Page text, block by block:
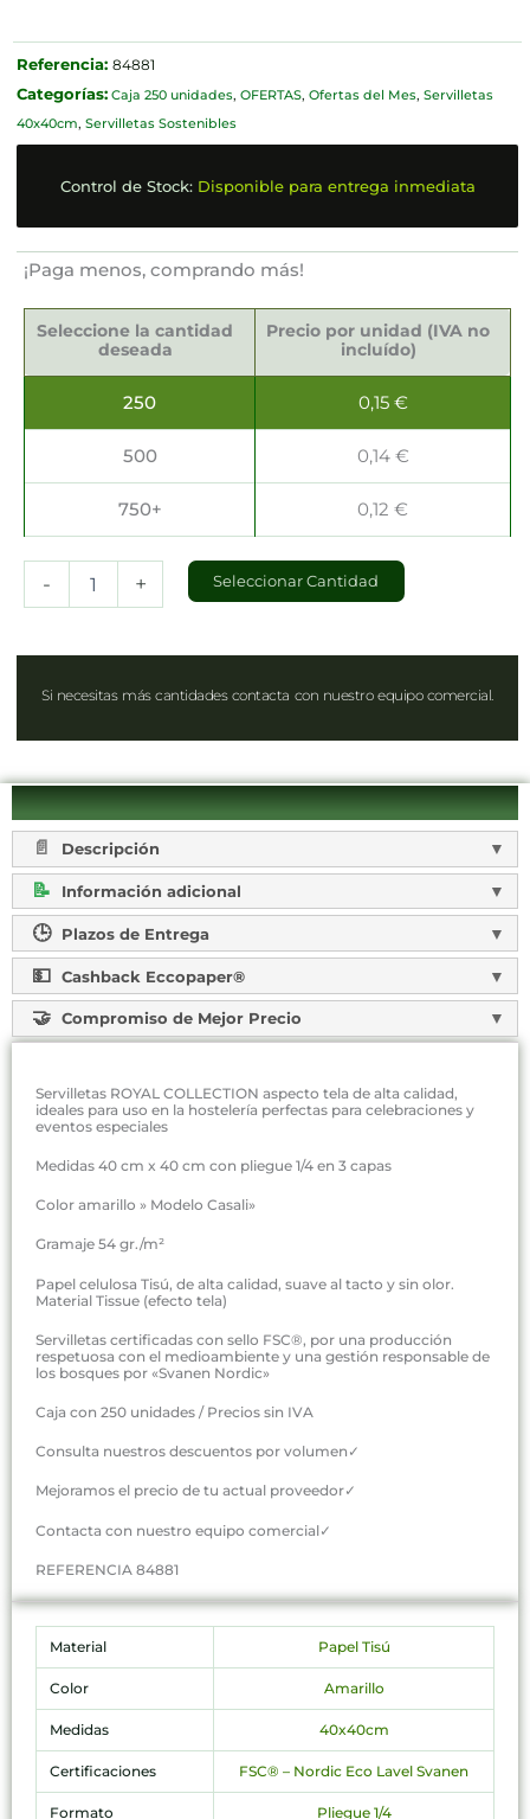
Referencia: 84881
Categorías: Caja 250 unidades, OFERTAS, Ofertas del Mes, Servilletas
40x40cm, Servilletas Sostenibles
Control de Stock: Disponible para entrega inmediata
¡Paga menos, comprando más!
Seleccione la cantidad
deseada
Precio por unidad (IVA no
incluído)
250 0,15 €
500 0,14 €
750+ 0,12€
-
Sostenibles
40x40cm
+ Seleccionar Cantidad
Si necesitas más cantidades contacta con nuestro equipo comercial.
Descripción
Información adicional
Plazos de Entrega
Cashback Eccopaper®
Compromiso de Mejor Precio
Servilletas ROYAL COLLECTION aspecto tela de alta calidad,
ideales para uso en la hostelería perfectas para celebraciones y
eventos especiales
Medidas 40 cm x 40 cm con pliegue 1/4 en 3 capas
Color amarillo » Modelo Casali»
Gramaje 54 gr./m²
Papel celulosa Tisú, de alta calidad, suave al tacto y sin olor.
Material Tissue (efecto tela)
Servilletas certificadas con sello FSC®, por una producción
respetuosa con el medioambiente y una gestión responsable de
los bosques por «Svanen Nordic»
Caja con 250 unidades / Precios sin IVA
Consulta nuestros descuentos por volumen✓
Mejoramos el precio de tu actual proveedor✓
Contacta con nuestro equipo comercial✓
REFERENCIA 84881
Material Papel Tisú
Color Amarillo
Medidas 40x40cm
Certificaciones FSC® – Nordic Eco Lavel Svanen
Formato Pliegue 1/4